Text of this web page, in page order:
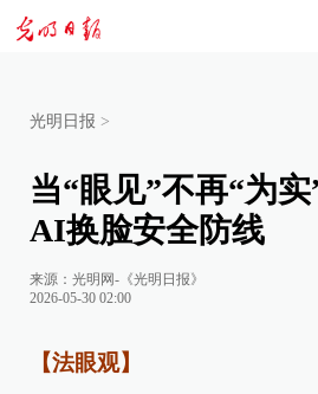
光明日报 >
当“眼见”不再“为
AI换脸安全防线
来源： 光明网-《光明日报》
2026-05-30 02:00
【法眼观】